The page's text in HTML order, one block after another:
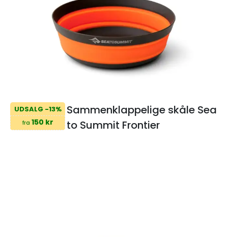
UDSALG -13%
fra 150 kr
Sammenklappelige skåle Sea
to Summit Frontier